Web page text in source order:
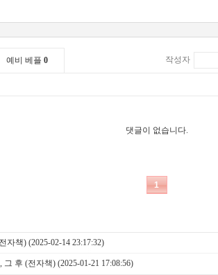
자책) (2025-02-14 23:17:32)
그 후 (전자책) (2025-01-21 17:08:56)